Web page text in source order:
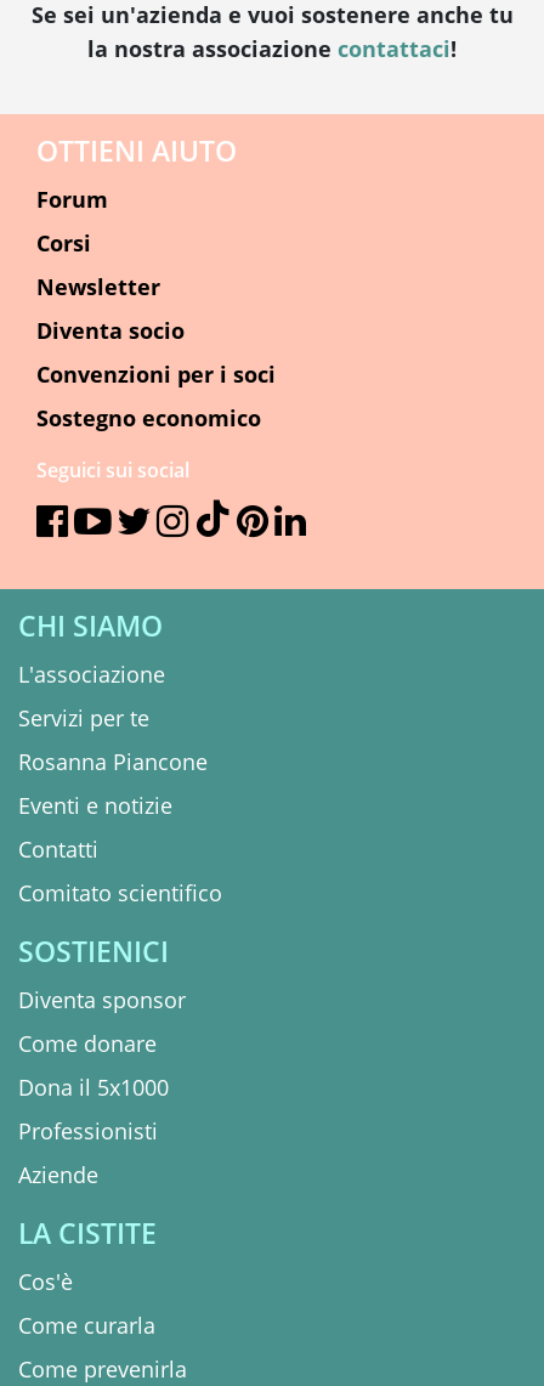
Se sei un'azienda e vuoi sostenere anche tu
la nostra associazione contattaci!
CHI SIAMO
L'associazione
Servizi per te
Rosanna Piancone
Eventi e notizie
Contatti
Comitato scientifico
SOSTIENICI
Diventa sponsor
Come donare
Dona il 5x1000
Professionisti
Aziende
LA CISTITE
Cos'è
Come curarla
Come prevenirla
OTTIENI AIUTO
Forum
Corsi
Newsletter
Diventa socio
Convenzioni per i soci
Sostegno economico
Seguici sui social